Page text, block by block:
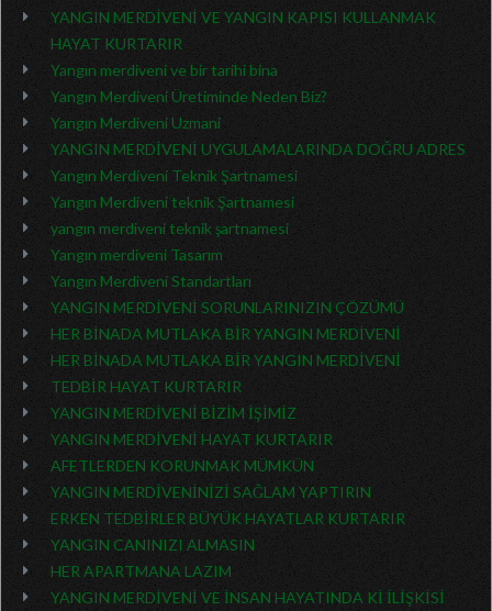
YANGIN MERDİVENİ VE YANGIN KAPISI KULLANMAK
HAYAT KURTARIR
Yangın merdiveni ve bir tarihi bina
Yangın Merdiveni Üretiminde Neden Biz?
Yangın Merdiveni Uzmani
YANGIN MERDİVENİ UYGULAMALARINDA DOĞRU ADRES
Yangın Merdiveni Teknik Şartnamesi
Yangın Merdiveni teknik Şartnamesi
yangın merdiveni teknik şartnamesi
Yangın merdiveni Tasarım
Yangın Merdiveni Standartları
YANGIN MERDİVENİ SORUNLARINIZIN ÇÖZÜMÜ
HER BİNADA MUTLAKA BİR YANGIN MERDİVENİ
HER BİNADA MUTLAKA BİR YANGIN MERDİVENİ
TEDBİR HAYAT KURTARIR
YANGIN MERDİVENİ BİZİM İŞİMİZ
YANGIN MERDİVENİ HAYAT KURTARIR
AFETLERDEN KORUNMAK MÜMKÜN
YANGIN MERDİVENİNİZİ SAĞLAM YAPTIRIN
ERKEN TEDBİRLER BÜYÜK HAYATLAR KURTARIR
YANGIN CANINIZI ALMASIN
HER APARTMANA LAZIM
YANGIN MERDİVENİ VE İNSAN HAYATINDA Kİ İLİŞKİSİ